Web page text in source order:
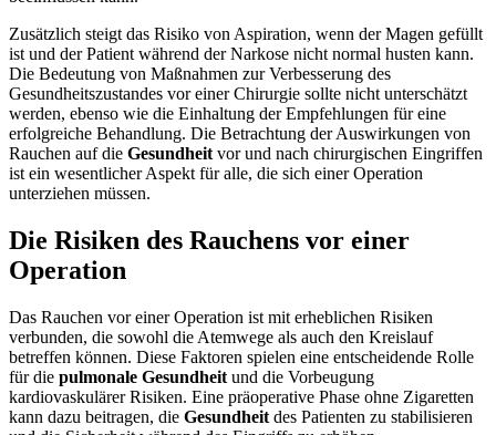
Zusätzlich steigt das Risiko von Aspiration, wenn der Magen gefüllt
ist und der Patient während der Narkose nicht normal husten kann.
Die Bedeutung von Maßnahmen zur Verbesserung des
Gesundheitszustandes vor einer Chirurgie sollte nicht unterschätzt
werden, ebenso wie die Einhaltung der Empfehlungen für eine
erfolgreiche Behandlung. Die Betrachtung der Auswirkungen von
Rauchen auf die Gesundheit vor und nach chirurgischen Eingriffen
ist ein wesentlicher Aspekt für alle, die sich einer Operation
unterziehen müssen.
Die Risiken des Rauchens vor einer
Operation
Das Rauchen vor einer Operation ist mit erheblichen Risiken
verbunden, die sowohl die Atemwege als auch den Kreislauf
betreffen können. Diese Faktoren spielen eine entscheidende Rolle
für die pulmonale Gesundheit und die Vorbeugung
kardiovaskulärer Risiken. Eine präoperative Phase ohne Zigaretten
kann dazu beitragen, die Gesundheit des Patienten zu stabilisieren